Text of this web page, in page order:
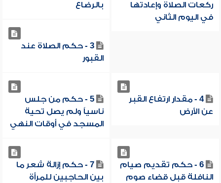
ركعات الصلاة وإعادتها
في اليوم الثاني
بالرضاع
3 - حكم الصلاة عند
القبور
4 - مقدار ارتفاع القبر
عن الأرض
5 - حكم من جلس
ناسياً ولم يصل تحية
المسجد في أوقات النهي
6 - حكم تقديم صيام
النافلة قبل قضاء صوم
7 - حكم إزالة شعر ما
بين الحاجبين للمرأة